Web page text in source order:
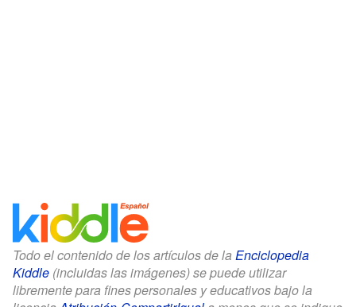
Todo el contenido de los artículos de la Enciclopedia
Kiddle (incluidas las imágenes) se puede utilizar
libremente para fines personales y educativos bajo la